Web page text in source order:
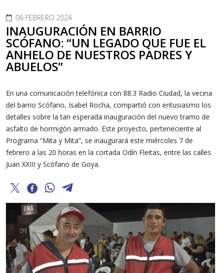
06 FEBRERO 2024
INAUGURACIÓN EN BARRIO
SCÓFANO: “UN LEGADO QUE FUE EL
ANHELO DE NUESTROS PADRES Y
ABUELOS”
En una comunicación telefónica con 88.3 Radio Ciudad, la vecina
del barrio Scófano, Isabel Rocha, compartió con entusiasmo los
detalles sobre la tan esperada inauguración del nuevo tramo de
asfalto de hormigón armado. Este proyecto, perteneciente al
Programa “Mita y Mita”, se inaugurará este miércoles 7 de
febrero a las 20 horas en la cortada Odín Fleitas, entre las calles
Juan XXIII y Scófano de Goya.